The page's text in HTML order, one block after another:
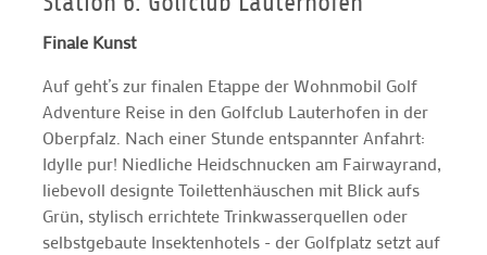
Finale Kunst
Auf geht’s zur finalen Etappe der Wohnmobil Golf
Adventure Reise in den Golfclub Lauterhofen in der
Oberpfalz. Nach einer Stunde entspannter Anfahrt:
Idylle pur! Niedliche Heidschnucken am Fairwayrand,
liebevoll designte Toilettenhäuschen mit Blick aufs
Grün, stylisch errichtete Trinkwasserquellen oder
selbstgebaute Insektenhotels - der Golfplatz setzt auf